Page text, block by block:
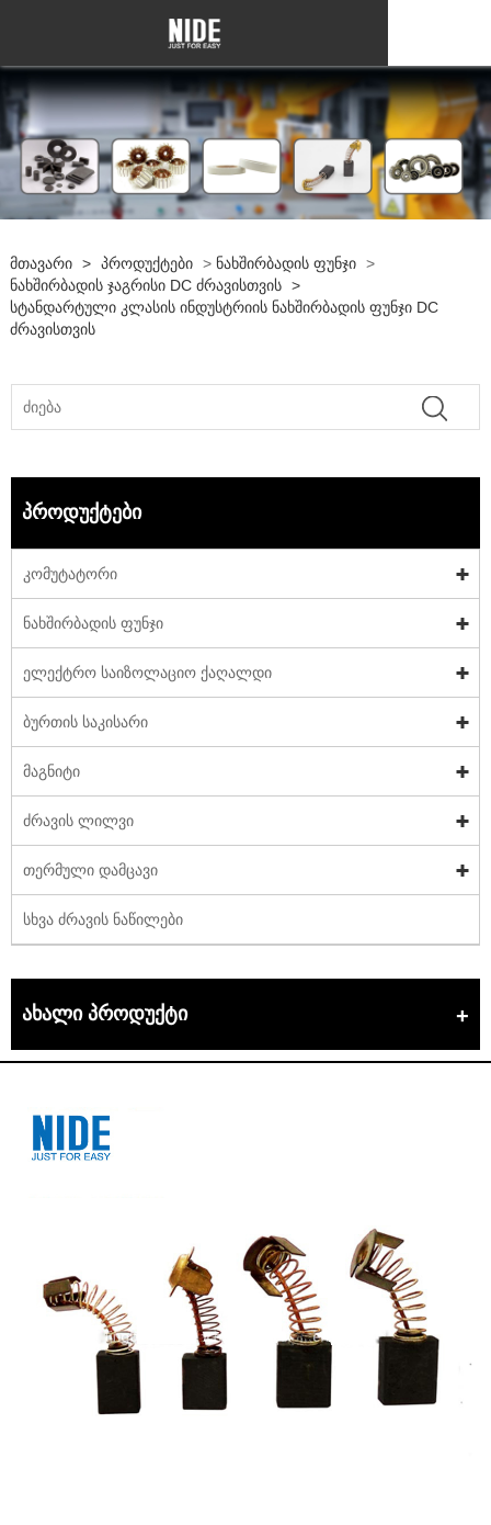
Მთავარი > Პროდუქტები > Ნახშირბადის Ფუნჯი >
Ნახშირბადის Ჯაგრისი DC Ძრავისთვის >
Სტანდარტული Კლასის Ინდუსტრიის Ნახშირბადის Ფუნჯი DC
Ძრავისთვის
პროდუქტები
კომუტატორი
ნახშირბადის ფუნჯი
ელექტრო საიზოლაციო ქაღალდი
ბურთის საკისარი
მაგნიტი
ძრავის ლილვი
თერმული დამცავი
სხვა ძრავის ნაწილები
ახალი პროდუქტი